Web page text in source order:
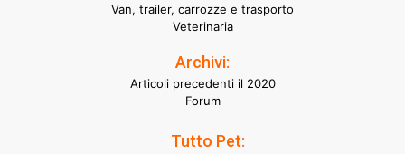
Van, trailer, carrozze e trasporto
Veterinaria
Archivi:
Articoli precedenti il 2020
Forum
Tutto Pet: